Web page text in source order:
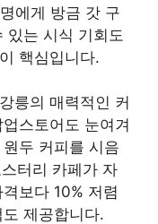
에게 방금 갓 구
있는 시식 기회도
핵심입니다.
릉의 매력적인 커
스토어도 눈여겨
두 커피를 시음
터리 카페가 자
보다 10% 저렴
제공합니다.